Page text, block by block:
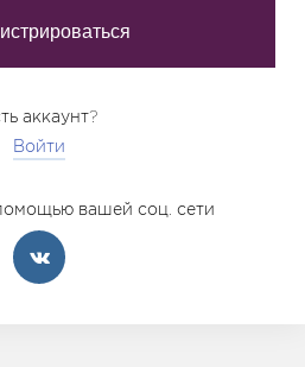
аккаунт?
Войти
вашей соц. сети